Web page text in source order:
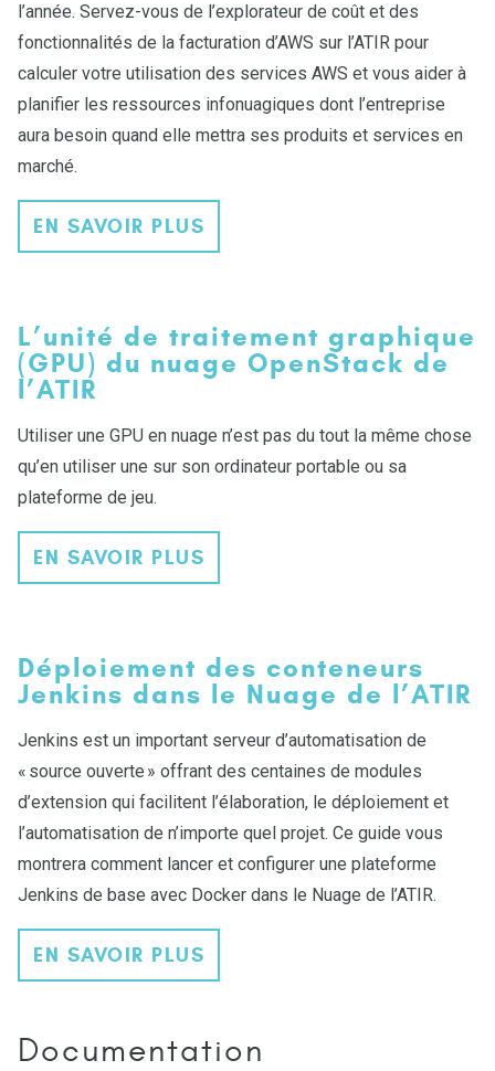
l’année. Servez-vous de l’explorateur de coût et des
fonctionnalités de la facturation d’AWS sur l’ATIR pour
calculer votre utilisation des services AWS et vous aider à
planifier les ressources infonuagiques dont l’entreprise
aura besoin quand elle mettra ses produits et services en
marché.
EN SAVOIR PLUS
L’unité de traitement graphique
(GPU) du nuage OpenStack de
l’ATIR
Utiliser une GPU en nuage n’est pas du tout la même chose
qu’en utiliser une sur son ordinateur portable ou sa
plateforme de jeu.
EN SAVOIR PLUS
Déploiement des conteneurs
Jenkins dans le Nuage de l’ATIR
Jenkins est un important serveur d’automatisation de
« source ouverte » offrant des centaines de modules
d’extension qui facilitent l’élaboration, le déploiement et
l’automatisation de n’importe quel projet. Ce guide vous
montrera comment lancer et configurer une plateforme
Jenkins de base avec Docker dans le Nuage de l’ATIR.
EN SAVOIR PLUS
Documentation